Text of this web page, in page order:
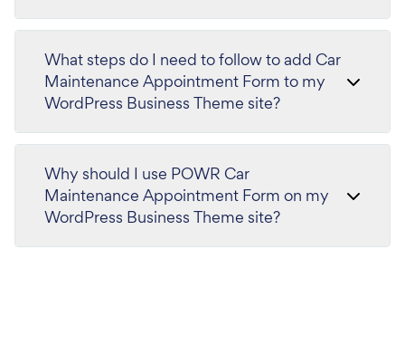
What steps do I need to follow to add Car
Maintenance Appointment Form to my
WordPress Business Theme site?
Why should I use POWR Car
Maintenance Appointment Form on my
WordPress Business Theme site?